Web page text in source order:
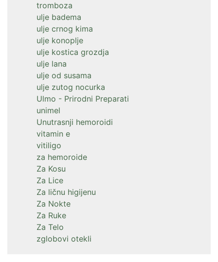
tromboza
ulje badema
ulje crnog kima
ulje konoplje
ulje kostica grozdja
ulje lana
ulje od susama
ulje zutog nocurka
Ulmo - Prirodni Preparati
unimel
Unutrasnji hemoroidi
vitamin e
vitiligo
za hemoroide
Za Kosu
Za Lice
Za ličnu higijenu
Za Nokte
Za Ruke
Za Telo
zglobovi otekli